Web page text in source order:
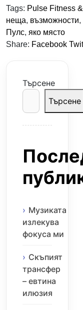
Tags: Pulse Fitness
неща, възможности,
Пулс, яко място
Share: Facebook
Търсене
Търсене
Музиката
излекува
фокуса ми
Скъпият
трансфер
– евтина
илюзия